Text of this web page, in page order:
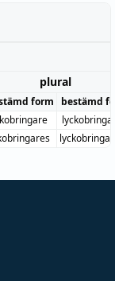
plural
form
bestämd